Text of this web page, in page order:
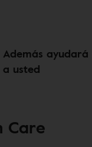
Además
a usted
Care